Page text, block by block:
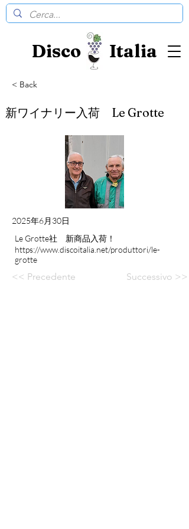
Disco Italia
< Back
新ワイナリー入荷 Le Grotte
2025年6月30日
Le Grotte社 新商品入荷！
https://www.discoitalia.net/produttori/le-
grotte
<< Precedente Successivo >>